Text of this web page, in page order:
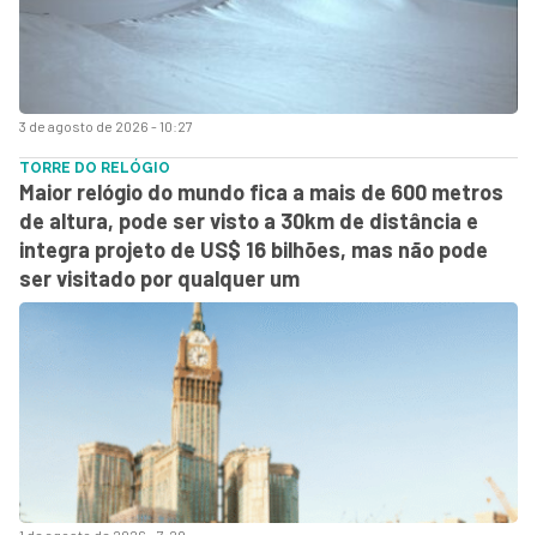
3 de agosto de 2026 - 10:27
TORRE DO RELÓGIO
Maior relógio do mundo fica a mais de 600 metros
de altura, pode ser visto a 30km de distância e
integra projeto de US$ 16 bilhões, mas não pode
ser visitado por qualquer um